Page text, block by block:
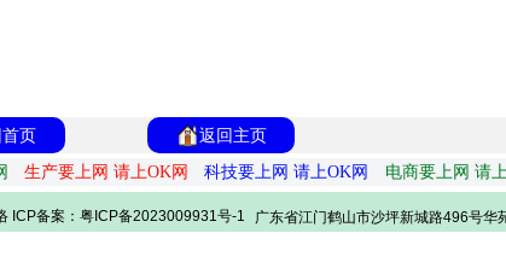
页
返回主页
生产要上网 请上OK网 科技要上网 请上OK网 电商要上网 请
ICP备案：粤ICP备2023009931号-1 广东省江门鹤山市沙坪新城路496号华